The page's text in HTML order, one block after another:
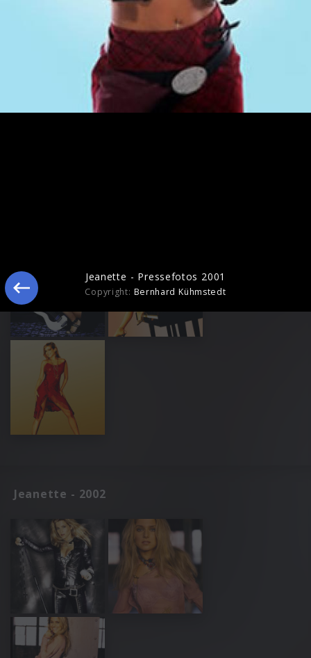
Jeanette - 2002
Jeanette - Pressefotos 2001
Copyright: Bernhard Kühmstedt